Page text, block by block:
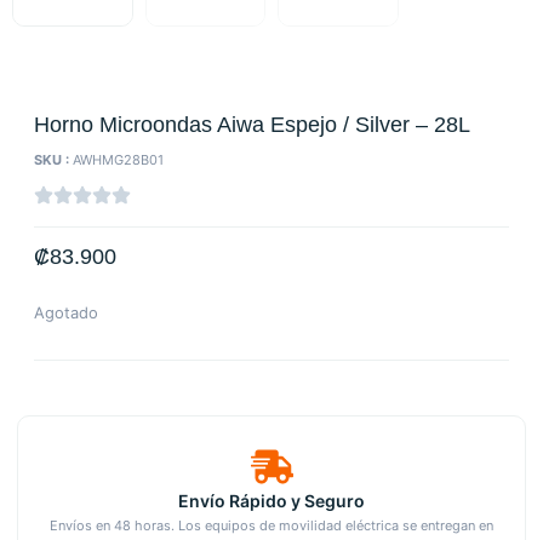
Horno Microondas Aiwa Espejo / Silver – 28L
SKU : AWHMG28B01
₡83.900
Agotado
Envío Rápido y Seguro
Envíos en 48 horas. Los equipos de movilidad eléctrica se entregan en